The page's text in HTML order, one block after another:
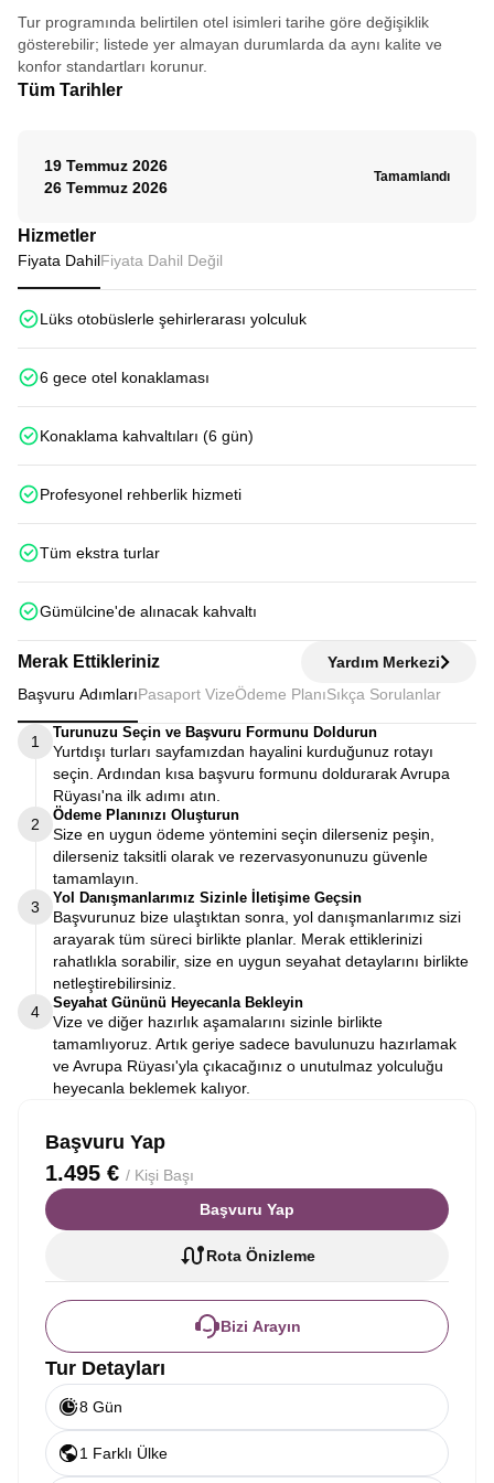
üzere...
Tur programında belirtilen otel isimleri tarihe göre değişiklik
gösterebilir; listede yer almayan durumlarda da aynı kalite ve
konfor standartları korunur.
Tüm Tarihler
19 Temmuz 2026
26 Temmuz 2026
Tamamlandı
Hizmetler
Fiyata DahilFiyata Dahil Değil
Lüks otobüslerle şehirlerarası yolculuk
6 gece otel konaklaması
Konaklama kahvaltıları (6 gün)
Profesyonel rehberlik hizmeti
Tüm ekstra turlar
Gümülcine'de alınacak kahvaltı
Merak Ettikleriniz
Yardım Merkezi
Başvuru AdımlarıPasaport VizeÖdeme Planı Sıkça Sorulanlar
1
Turunuzu Seçin ve Başvuru Formunu Doldurun
Yurtdışı turları sayfamızdan hayalini kurduğunuz rotayı
seçin. Ardından kısa başvuru formunu doldurarak Avrupa
Rüyası'na ilk adımı atın.
2
Ödeme Planınızı Oluşturun
Size en uygun ödeme yöntemini seçin dilerseniz peşin,
dilerseniz taksitli olarak ve rezervasyonunuzu güvenle
tamamlayın.
3
Yol Danışmanlarımız Sizinle İletişime Geçsin
Başvurunuz bize ulaştıktan sonra, yol danışmanlarımız sizi
arayarak tüm süreci birlikte planlar. Merak ettiklerinizi
rahatlıkla sorabilir, size en uygun seyahat detaylarını birlikte
netleştirebilirsiniz.
4
Seyahat Gününü Heyecanla Bekleyin
Vize ve diğer hazırlık aşamalarını sizinle birlikte
tamamlıyoruz. Artık geriye sadece bavulunuzu hazırlamak
ve Avrupa Rüyası'yla çıkacağınız o unutulmaz yolculuğu
heyecanla beklemek kalıyor.
Başvuru Yap
1.495 € / Kişi Başı
Başvuru Yap
Rota Önizleme
Bizi Arayın
Tur Detayları
8 Gün
1 Farklı Ülke